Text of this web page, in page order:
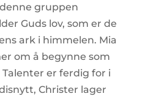
gruppen
Guds lov, som er de
ark i himmelen. Mia
om å begynne som
er ferdig for i
Christer lager